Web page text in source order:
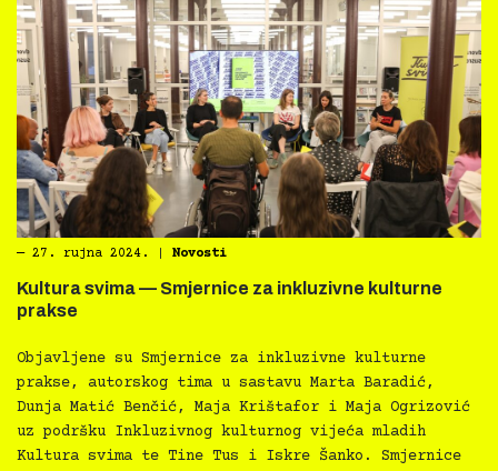
― 27. rujna 2024. Novosti
Kultura svima — Smjernice za inkluzivne kulturne
prakse
Objavljene su Smjernice za inkluzivne kulturne
prakse, autorskog tima u sastavu Marta Baradić,
Dunja Matić Benčić, Maja Krištafor i Maja Ogrizović
uz podršku Inkluzivnog kulturnog vijeća mladih
Kultura svima te Tine Tus i Iskre Šanko. Smjernice